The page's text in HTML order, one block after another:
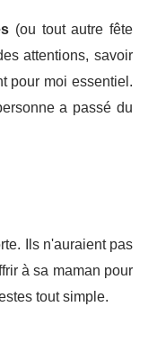
(ou tout autre fête
attentions, savoir
pour moi essentiel.
a passé du
Ils n'auraient pas
à sa maman pour
tout simple.